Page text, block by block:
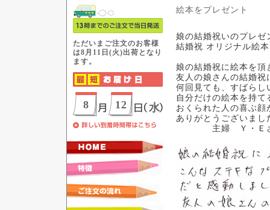
絵本をプレゼント
娘の結婚祝いのプレゼ
結婚祝 オリジナル絵本
娘の結婚祝に絵本を
友人の娘さんの結婚祝
何回見ても、すばらし
自分だけの絵本を持
おくられた人の喜ぶ顔
ありがとうございまし
主婦 Ｙ・Ｅ